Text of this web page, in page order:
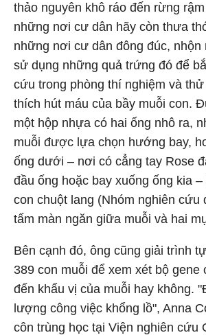
thảo nguyên khô ráo đến rừng
những nơi cư dân hãy còn thưa
những nơi cư dân đông đúc, nhộn
sử dụng những quả trứng đó để
cứu trong phòng thí nghiệm và
thích hút máu của bầy muỗi con.
một hộp nhựa có hai ống nhô ra,
muỗi được lựa chọn hướng bay,
ống dưới – nơi có cẳng tay Rose
đầu ống hoặc bay xuống ống kia
con chuột lang (Nhóm nghiên cứu
tấm màn ngăn giữa muỗi và hai
Bên cạnh đó, ông cũng giải trình
389 con muỗi để xem xét bộ gene
đến khẩu vị của muỗi hay không.
lượng công việc khổng lồ", Anna
côn trùng học tại Viện nghiên cứu